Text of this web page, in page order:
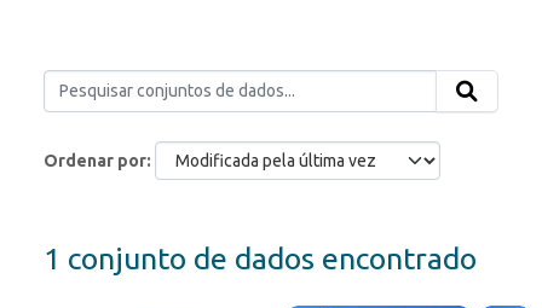
Ordenar por
1 conjunto de dados encontrado